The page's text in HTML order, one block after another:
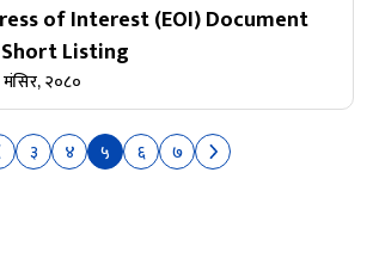
of Interest (EOI) Document
Listing
२०८०
३ ४ ५ ६ ७